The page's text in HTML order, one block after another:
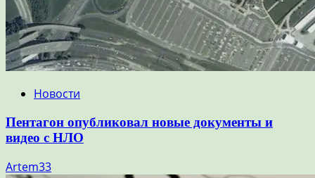
Новости
Пентагон опубликовал новые документы и
видео с НЛО
Artem33